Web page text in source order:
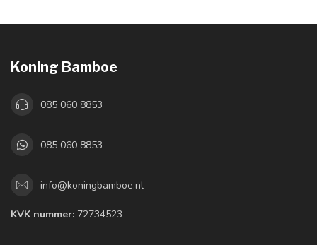
Koning Bamboe
085 060 8853
085 060 8853
info@koningbamboe.nl
KVK nummer: 72734523